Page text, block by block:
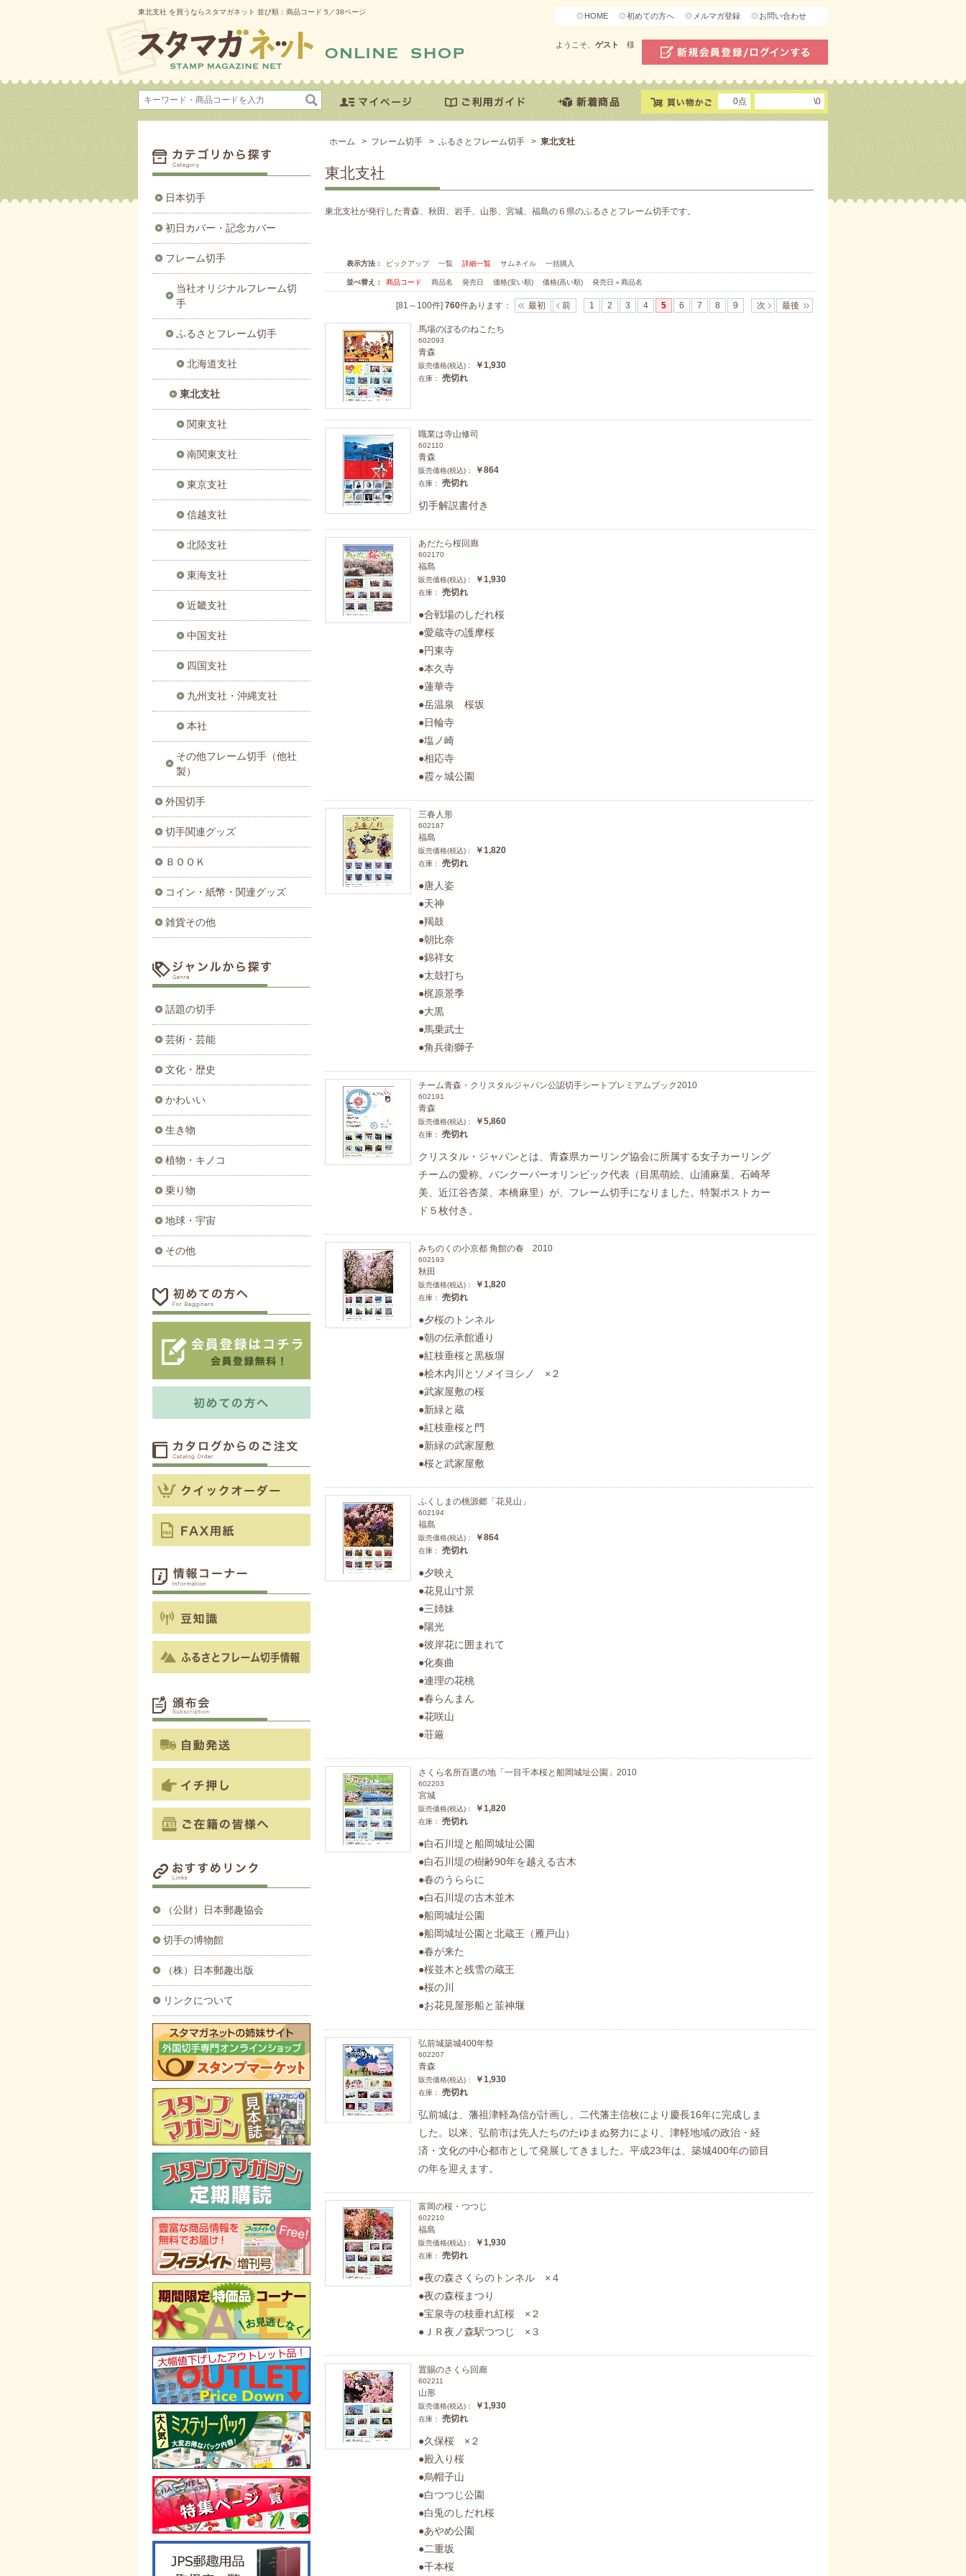
東北支社 を買うならスタマガネット 並び順：商品コード 5／38ページ HOME 初めての方へ メルマガ登録 お問い合わせ
ようこそ、 ゲスト 様
0点 \0
ホーム > フレーム切手 > ふるさとフレーム切手 > 東北支社
東北支社
東北支社が発行した青森、秋田、岩手、山形、宮城、福島の６県のふるさとフレーム切手です。
表示方法： ピックアップ 一覧 詳細一覧 サムネイル 一括購入
並べ替え： 商品コード 商品名 発売日 価格(安い順) 価格(高い順) 発売日＋商品名
[81～100件] 760件あります ： 最初 前 1 2 3 4 5 6 7 8 9 次 最後
馬場のぼるのねこたち
602093
青森
販売価格(税込)： ￥1,930
在庫： 売切れ
職業は寺山修司
602110
青森
販売価格(税込)： ￥864
在庫： 売切れ
切手解説書付き
あだたら桜回廊
602170
福島
販売価格(税込)： ￥1,930
在庫： 売切れ
●合戦場のしだれ桜
●愛蔵寺の護摩桜
●円東寺
●本久寺
●蓮華寺
●岳温泉 桜坂
●日輪寺
●塩ノ崎
●相応寺
●霞ヶ城公園
三春人形
602187
福島
販売価格(税込)： ￥1,820
在庫： 売切れ
●唐人姿
●天神
●羯鼓
●朝比奈
●錦祥女
●太鼓打ち
●梶原景季
●大黒
●馬乗武士
●角兵衛獅子
チーム青森・クリスタルジャパン公認切手シートプレミアムブック2010
602191
青森
販売価格(税込)： ￥5,860
在庫： 売切れ
クリスタル・ジャパンとは、青森県カーリング協会に所属する女子カーリング
チームの愛称。バンクーバーオリンピック代表（目黒萌絵、山浦麻葉、石崎琴
美、近江谷杏菜、本橋麻里）が、フレーム切手になりました。特製ポストカー
ド５枚付き。
みちのくの小京都 角館の春 2010
602193
秋田
販売価格(税込)： ￥1,820
在庫： 売切れ
●夕桜のトンネル
●朝の伝承館通り
●紅枝垂桜と黒板塀
●桧木内川とソメイヨシノ ×２
●武家屋敷の桜
●新緑と蔵
●紅枝垂桜と門
●新緑の武家屋敷
●桜と武家屋敷
ふくしまの桃源郷「花見山」
602194
福島
販売価格(税込)： ￥864
在庫： 売切れ
●夕映え
●花見山寸景
●三姉妹
●陽光
●彼岸花に囲まれて
●化奏曲
●連理の花桃
●春らんまん
●花咲山
●荘厳
さくら名所百選の地「一目千本桜と船岡城址公園」2010
602203
宮城
販売価格(税込)： ￥1,820
在庫： 売切れ
●白石川堤と船岡城址公園
●白石川堤の樹齢90年を越える古木
●春のうららに
●白石川堤の古木並木
●船岡城址公園
●船岡城址公園と北蔵王（雁戸山）
●春が来た
●桜並木と残雪の蔵王
●桜の川
●お花見屋形船と韮神堰
弘前城築城400年祭
602207
青森
販売価格(税込)： ￥1,930
在庫： 売切れ
弘前城は、藩祖津軽為信が計画し、二代藩主信枚により慶長16年に完成しま
した。以来、弘前市は先人たちのたゆまぬ努力により、津軽地域の政治・経
済・文化の中心都市として発展してきました。平成23年は、築城400年の節目
の年を迎えます。
富岡の桜・つつじ
602210
福島
販売価格(税込)： ￥1,930
在庫： 売切れ
●夜の森さくらのトンネル ×４
●夜の森桜まつり
●宝泉寺の枝垂れ紅桜 ×２
●ＪＲ夜ノ森駅つつじ ×３
置賜のさくら回廊
602211
山形
販売価格(税込)： ￥1,930
在庫： 売切れ
●久保桜 ×２
●殿入り桜
●烏帽子山
●白つつじ公園
●白兎のしだれ桜
●あやめ公園
●二重坂
●千本桜
日本切手
初日カバー・記念カバー
フレーム切手
当社オリジナルフレーム切
手
ふるさとフレーム切手
北海道支社
東北支社
関東支社
南関東支社
東京支社
信越支社
北陸支社
東海支社
近畿支社
中国支社
四国支社
九州支社・沖縄支社
本社
その他フレーム切手（他社
製）
外国切手
切手関連グッズ
ＢＯＯＫ
コイン・紙幣・関連グッズ
雑貨その他
話題の切手
芸術・芸能
文化・歴史
かわいい
生き物
植物・キノコ
乗り物
地球・宇宙
その他
（公財）日本郵趣協会
切手の博物館
（株）日本郵趣出版
リンクについて